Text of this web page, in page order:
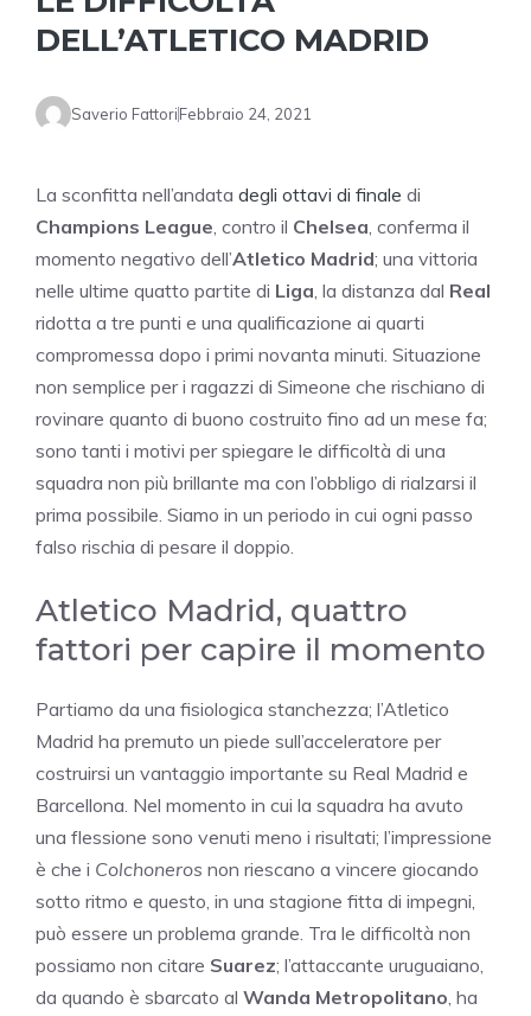
DELL’ATLETICO MADRID
Saverio FattoriFebbraio 24, 2021
La sconfitta nell’andata degli ottavi di finale di
Champions League, contro il Chelsea, conferma il
momento negativo dell’Atletico Madrid; una vittoria
nelle ultime quatto partite di Liga, la distanza dal Real
ridotta a tre punti e una qualificazione ai quarti
compromessa dopo i primi novanta minuti. Situazione
non semplice per i ragazzi di Simeone che rischiano di
rovinare quanto di buono costruito fino ad un mese fa;
sono tanti i motivi per spiegare le difficoltà di una
squadra non più brillante ma con l’obbligo di rialzarsi il
prima possibile. Siamo in un periodo in cui ogni passo
falso rischia di pesare il doppio.
Atletico Madrid, quattro
fattori per capire il momento
Partiamo da una fisiologica stanchezza; l’Atletico
Madrid ha premuto un piede sull’acceleratore per
costruirsi un vantaggio importante su Real Madrid e
Barcellona. Nel momento in cui la squadra ha avuto
una flessione sono venuti meno i risultati; l’impressione
è che i Colchoneros non riescano a vincere giocando
sotto ritmo e questo, in una stagione fitta di impegni,
può essere un problema grande. Tra le difficoltà non
possiamo non citare Suarez; l’attaccante uruguaiano,
da quando è sbarcato al Wanda Metropolitano, ha